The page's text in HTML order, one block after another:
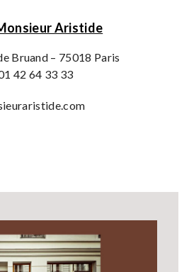
Aristide
Bruand – 75018 Paris
42 64 33 33